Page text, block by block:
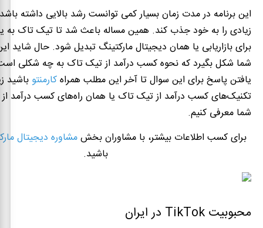
این برنامه در مدت زمان بسیار کمی توانست رشد بالایی داشته
زیادی را به خود جذب کند. همین مساله باعث شد تا تیک تاک به
برای بازاریابی یا همان دیجیتال مارکتینگ تبدیل شود. حال شاید
شما شکل بگیرد که نحوه کسب درآمد از تیک تاک به چه شکلی
یافتن پاسخ برای این سوال تا آخر این مطلب همراهکارمنتو باشید
تکنیک‌های کسب درآمد از تیک تاک یا همان راه‌های کسب درآمد از
شما معرفی کنیم.
برای کسب اطلاعات بیشتر، با مشاوران بخشمشاوره دیجیتال
باشید.
محبوبیت TikTok در ایران